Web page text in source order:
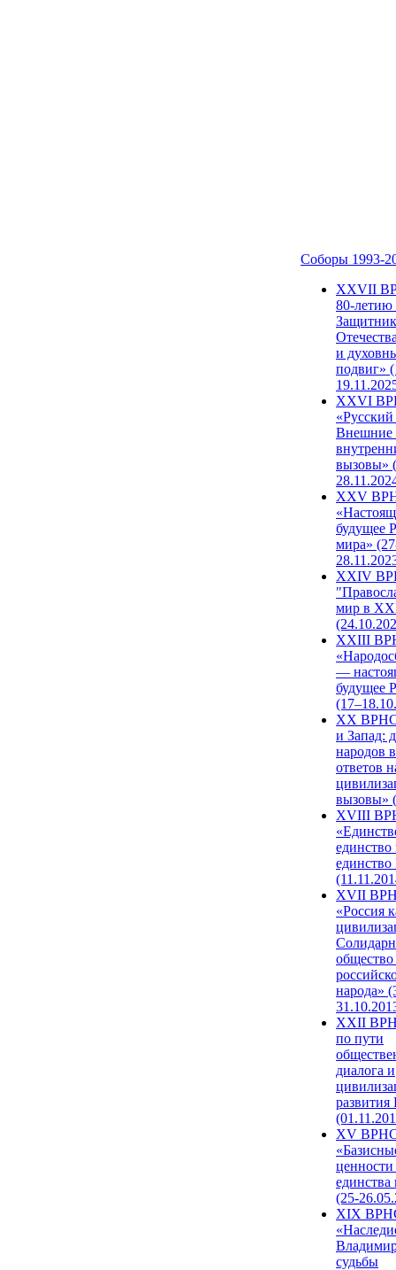
Соборы 1993-
ХХVII
80-
и
подвиг»
XXVI
Внешние
вызовы»
XXV
будущее
мира»
XXIV
мир в
XXIII
—
будущее
XX ВРНС
и Запад:
народов
ответов
вызовы»
XVIII
единство
единство
XVII
«Россия
народа»
XXII
по пути
диалога и
развития
XV
единства
(25-
XIX
судьбы